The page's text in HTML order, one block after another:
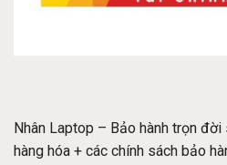
Nhân Laptop – Bảo hành trọn đời
hàng hóa + các chính sách bảo